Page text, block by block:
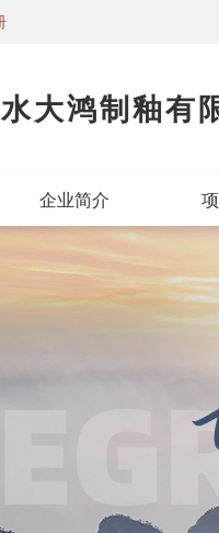
大鸿制釉有
企业简介